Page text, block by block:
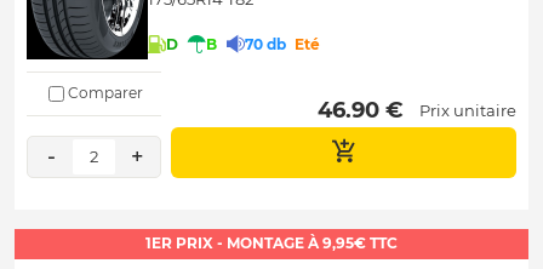
D B 70 db Eté
Comparer
- 2 +
46.90 € Prix unitaire
1ER PRIX - MONTAGE À 9,95€ TTC